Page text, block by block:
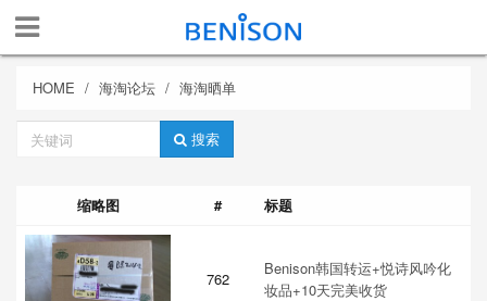
HOME 海淘论坛 海淘晒单
搜索
缩略图 # 标题
762
Benison韩国转运+悦诗风吟化
妆品+10天完美收货